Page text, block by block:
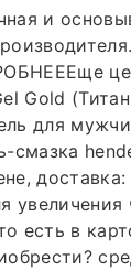
и
Gold (Титан
для
смазка
увеличения
есть в